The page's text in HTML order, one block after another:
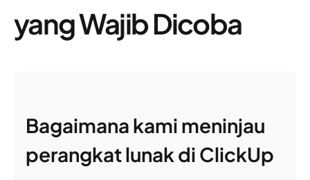
yang Wajib Dicoba
Bagaimana kami meninjau
perangkat lunak di ClickUp